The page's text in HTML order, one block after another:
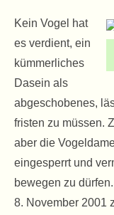
Kein Vogel hat
es verdient, ein
kümmerliches
Dasein als
abgeschobenes,
fristen zu müssen.
aber die
eingesperrt und
bewegen zu
8. November 2001